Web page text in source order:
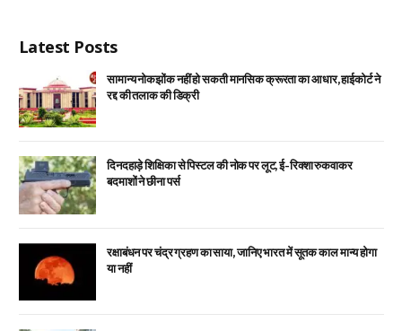
Latest Posts
सामान्य नोकझोंक नहीं हो सकती मानसिक क्रूरता का आधार, हाईकोर्ट ने
रद्द की तलाक की डिक्री
दिनदहाड़े शिक्षिका से पिस्टल की नोक पर लूट, ई-रिक्शा रुकवाकर
बदमाशों ने छीना पर्स
रक्षाबंधन पर चंद्र ग्रहण का साया, जानिए भारत में सूतक काल मान्य होगा
या नहीं